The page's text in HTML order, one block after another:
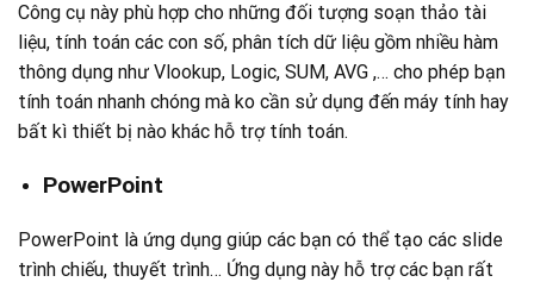
Công cụ này phù hợp cho những đối tượng soạn thảo tài
liệu, tính toán các con số, phân tích dữ liệu gồm nhiều hàm
thông dụng như Vlookup, Logic, SUM, AVG ,… cho phép bạn
tính toán nhanh chóng mà ko cần sử dụng đến máy tính hay
bất kì thiết bị nào khác hỗ trợ tính toán.
PowerPoint
PowerPoint là ứng dụng giúp các bạn có thể tạo các slide
trình chiếu, thuyết trình… Ứng dụng này hỗ trợ các bạn rất